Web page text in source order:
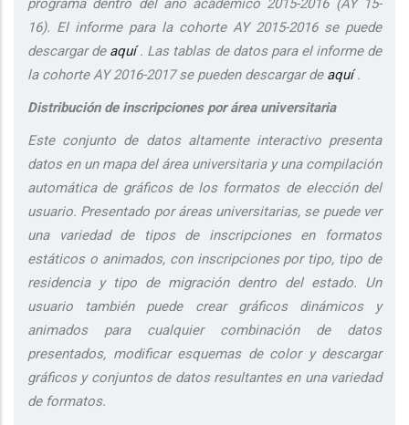
programa dentro del año académico 2015-2016 (AY 15-
16). El informe para la cohorte AY 2015-2016 se puede
descargar de aquí. Las tablas de datos para el informe de
la cohorte AY 2016-2017 se pueden descargar de aquí.
Distribución de inscripciones por área universitaria
Este conjunto de datos altamente interactivo presenta
datos en un mapa del área universitaria y una compilación
automática de gráficos de los formatos de elección del
usuario. Presentado por áreas universitarias, se puede ver
una variedad de tipos de inscripciones en formatos
estáticos o animados, con inscripciones por tipo, tipo de
residencia y tipo de migración dentro del estado. Un
usuario también puede crear gráficos dinámicos y
animados para cualquier combinación de datos
presentados, modificar esquemas de color y descargar
gráficos y conjuntos de datos resultantes en una variedad
de formatos.